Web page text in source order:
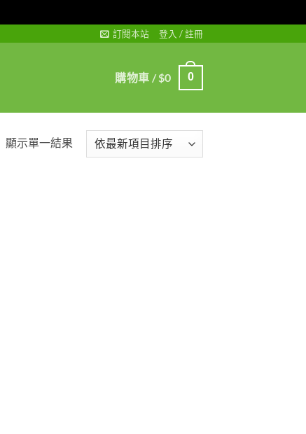
訂閱本站 登入 / 註冊
購物車 /$0 0
顯示單一結果